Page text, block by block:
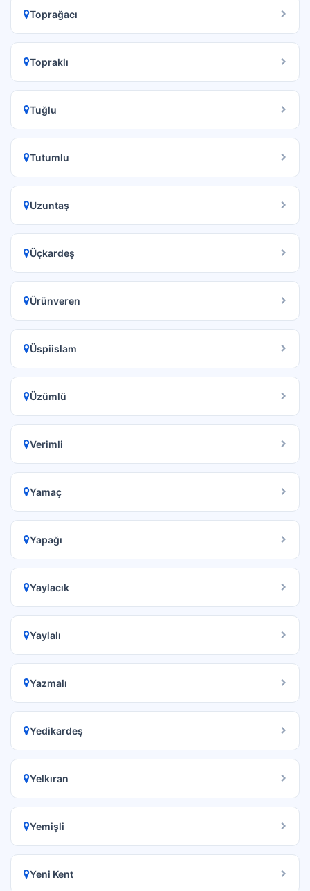
Toprağacı
Topraklı
Tuğlu
Tutumlu
Uzuntaş
Üçkardeş
Ürünveren
Üspiislam
Üzümlü
Verimli
Yamaç
Yapağı
Yaylacık
Yaylalı
Yazmalı
Yedikardeş
Yelkıran
Yemişli
Yeni Kent